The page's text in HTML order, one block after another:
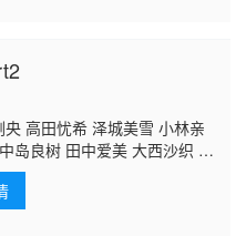
央 高田忧希 泽城美雪 小林亲
岛良树 田中爱美 大西沙织 金
高桥英则 潘惠美 楠大典 水川